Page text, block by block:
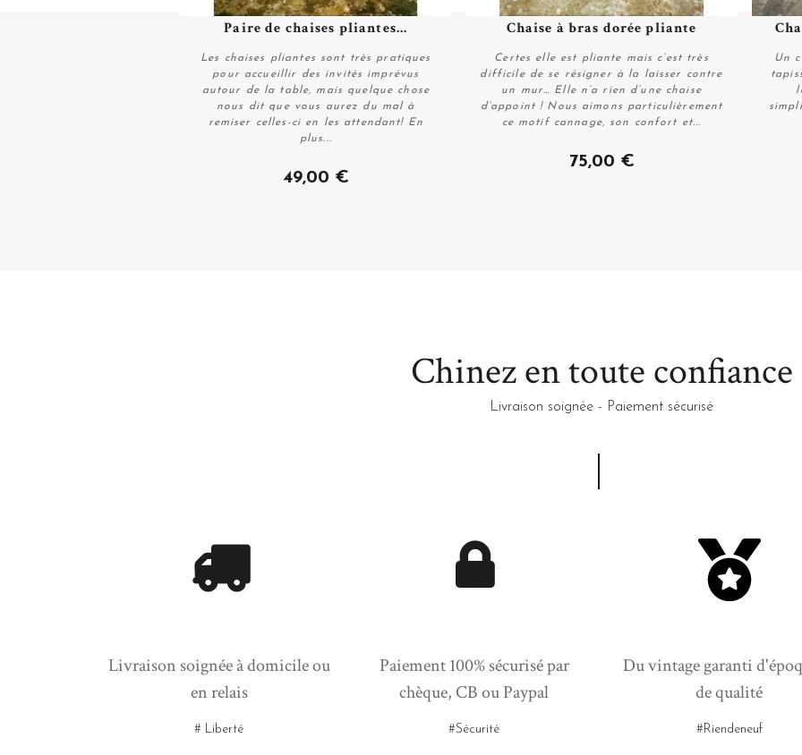
Plus de détails
Plus de détails
Paire de chaises pliantes...
Les chaises pliantes sont très pratiques
pour accueillir des invités imprévus
autour de la table, mais quelque chose
nous dit que vous aurez du mal à
remiser celles-ci en les attendant! En
plus...
49,00 €
Plus de détails
Chaise à bras dorée pliante
Certes elle est pliante mais c’est très
difficile de se résigner à la laisser contre
un mur… Elle n’a rien d’une chaise
d’appoint ! Nous aimons particulièrement
ce motif cannage, son confort et...
75,00 €
Un
Chinez en toute confiance
Livraison soignée - Paiement sécurisé
Livraison soignée à domicile ou
en relais
# Liberté
Paiement 100% sécurisé par
chèque, CB ou Paypal
#Sécurité
Du vintage garanti
de qualité
#Riendeneuf